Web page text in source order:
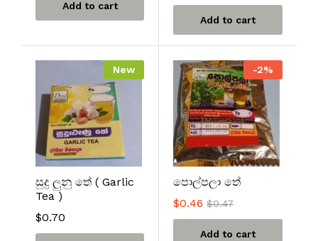
Add to cart
Add to cart
New
සුදු ලුනු තේ ( Garlic
Tea )
$0.70
-2%
පොල්පලා තේ
$0.46 $0.47
Add to cart